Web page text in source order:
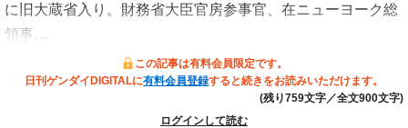
に旧大蔵省入り。財務省大臣官房参事官、在ニューヨーク総
領事…
この記事は有料会員限定です。
日刊ゲンダイDIGITALに有料会員登録すると続きをお読みいただけます。
(残り759文字／全文900文字)
ログインして読む